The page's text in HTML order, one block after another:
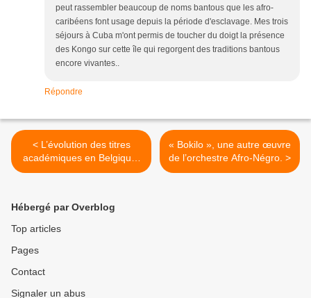
peut rassembler beaucoup de noms bantous que les afro-
caribéens font usage depuis la période d'esclavage. Mes trois
séjours à Cuba m'ont permis de toucher du doigt la présence
des Kongo sur cette île qui regorgent des traditions bantous
encore vivantes..
Répondre
< L’évolution des titres
académiques en Belgique,
expliquée par un belge.
« Bokilo », une autre œuvre
de l’orchestre Afro-Négro. >
Hébergé par Overblog
Top articles
Pages
Contact
Signaler un abus